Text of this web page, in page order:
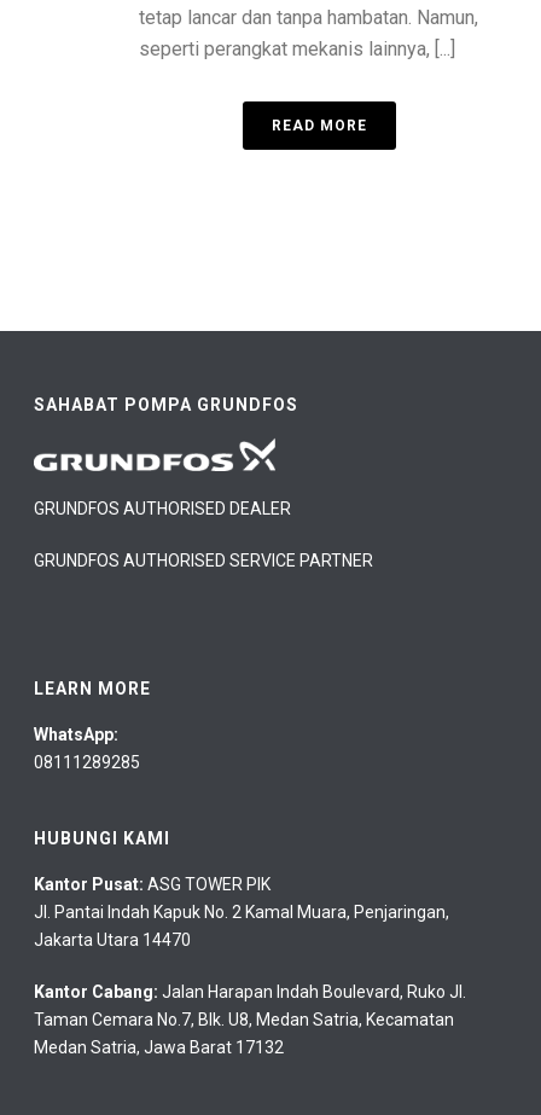
tetap lancar dan tanpa hambatan. Namun,
seperti perangkat mekanis lainnya, [...]
READ MORE
SAHABAT POMPA GRUNDFOS
GRUNDFOS AUTHORISED DEALER
GRUNDFOS AUTHORISED SERVICE PARTNER
LEARN MORE
WhatsApp:
08111289285
HUBUNGI KAMI
Kantor Pusat:ASG TOWER PIK
Jl. Pantai Indah Kapuk No. 2 Kamal Muara, Penjaringan,
Jakarta Utara 14470
Kantor Cabang:Jalan Harapan Indah Boulevard, Ruko Jl.
Taman Cemara No.7, Blk. U8, Medan Satria, Kecamatan
Medan Satria, Jawa Barat 17132